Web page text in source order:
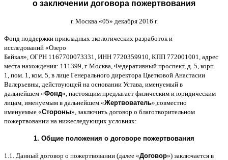
о заключении договора пожертвования
г. Москва «05» декабря 2016 г.
Фонд поддержки прикладных экологических разработок и
исследований «Озеро
Байкал», ОГРН 1167700073331, ИНН 7720359910, КПП 772001001, адрес
места нахождения: 111399, г. Москва Федеративный проспект, д . 5, корп
1, пом . 1, ком . 5, в лице Генерального директора Цветковой Анастасии
Валерьевны действующей на основании Устава именуемый в
дальнейшем «Фонд», настоящим предлагает физическим и юридическим
лицам именуемым в дальнейшем «Жертвователь», совместно
именуемые «Стороны», заключить договор o благотворительном
пожертвовании на нижеследующих условиях:
1. Общие положения o договоре пожертвования
1.1. Данный договор о пожертвовании (далее «Договор») заключается в